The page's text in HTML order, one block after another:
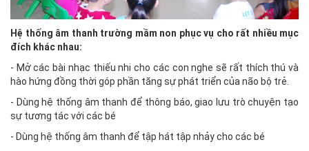
Hệ thống âm thanh trường mầm non phục vụ cho rất nhiều mục
đích khác nhau:
- Mở các bài nhạc thiếu nhi cho các con nghe sẽ rất thích thú và
hào hứng đồng thời góp phần tăng sự phát triển của não bộ trẻ.
- Dùng hệ thống âm thanh để thông báo, giao lưu trò chuyện tạo
sự tương tác với các bé
- Dùng hệ thống âm thanh để tập hát tập nhảy cho các bé